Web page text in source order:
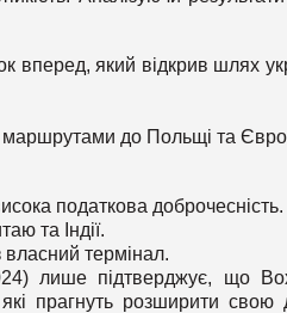
вперед, який відкрив шлях
маршрутами до Польщі та
податкова доброчесність.
та Індії.
власний термінал.
лише підтверджує, що
прагнуть розширити свою